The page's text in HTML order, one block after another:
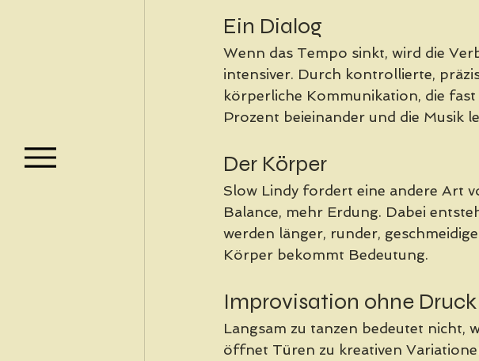
Ein Dialog
Wenn das Tempo sinkt, wird die
intensiver. Durch kontrollierte,
körperliche Kommunikation, die
Prozent beieinander und die Musik
Der Körper
Slow Lindy fordert eine andere Art
Balance, mehr Erdung. Dabei
werden länger, runder,
Körper bekommt Bedeutung.
Improvisation ohne Druck
Langsam zu tanzen bedeutet nicht,
öffnet Türen zu kreativen